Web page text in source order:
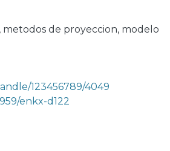
, metodos de proyeccion, modelo
123456789/4049
enkx-d122